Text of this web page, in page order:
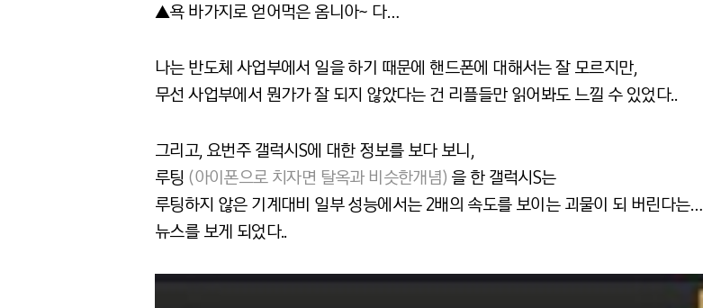
▲욕 바가지로 얻어먹은 옴니아~ 다…
나는 반도체 사업부에서 일을 하기 때문에 핸드폰에 대해서는 잘 모르지만,
무선 사업부에서 뭔가가 잘 되지 않았다는 건 리플들만 읽어봐도 느낄 수 있었다..
그리고, 요번주 갤럭시S에 대한 정보를 보다 보니,
루팅 (아이폰으로 치자면 탈옥과 비슷한개념) 을 한 갤럭시S는
루팅하지 않은 기계대비 일부 성능에서는 2배의 속도를 보이는 괴물이 되 버린다는…
뉴스를 보게 되었다..